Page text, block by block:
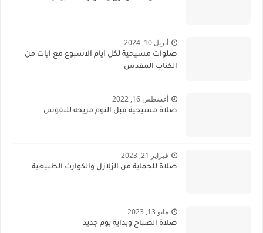
أبريل 10, 2024
صلوات مسيحية لكل ايام الاسبوع مع ايات من
الكتاب المقدس
أغسطس 16, 2022
صلاة مسيحية قبل النوم مريحة للنفوس
فبراير 21, 2023
صلاة للحماية من الزلازل والكوارث الطبيعية
مايو 13, 2023
صلاة الصباح وبداية يوم جديد